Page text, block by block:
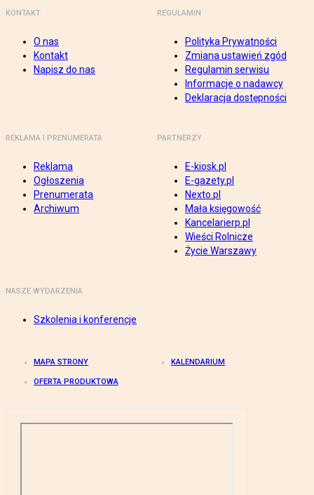
KONTAKT
O nas
Kontakt
Napisz do nas
REGULAMIN
Polityka Prywatności
Zmiana ustawień zgód
Regulamin serwisu
Informacje o nadawcy
Deklaracja dostępności
REKLAMA I PRENUMERATA
Reklama
Ogłoszenia
Prenumerata
Archiwum
PARTNERZY
E-kiosk.pl
E-gazety.pl
Nexto.pl
Mała księgowość
Kancelarierp.pl
Wieści Rolnicze
Życie Warszawy
NASZE WYDARZENIA
Szkolenia i konferencje
MAPA STRONY KALENDARIUM
OFERTA PRODUKTOWA